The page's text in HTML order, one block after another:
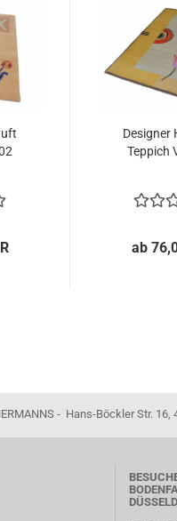
Designer
Teppich
ab
- Hans-Böckler Str. 16,